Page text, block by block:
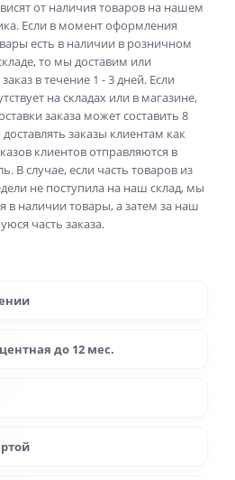
от наличия товаров на нашем
Если в момент оформления
есть в наличии в розничном
то мы доставим или
в течение 1 - 3 дней. Если
на складах или в магазине,
заказа может составить 8
заказы клиентам как
клиентов отправляются в
В случае, если часть товаров из
не поступила на наш склад, мы
наличии товары, а затем за наш
часть заказа.
до 12 мес.